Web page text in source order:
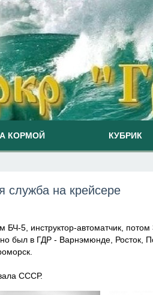
КОРМОЙ КУБРИК
служба на крейсере
5, инструктор-автоматчик,
был в ГДР - Варнэмюнде, Росток,
СССР.